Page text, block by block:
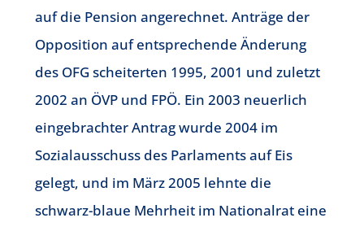
auf die Pension angerechnet. Anträge der
Opposition auf entsprechende Änderung
des OFG scheiterten 1995, 2001 und zuletzt
2002 an ÖVP und FPÖ. Ein 2003 neuerlich
eingebrachter Antrag wurde 2004 im
Sozialausschuss des Parlaments auf Eis
gelegt, und im März 2005 lehnte die
schwarz-blaue Mehrheit im Nationalrat eine